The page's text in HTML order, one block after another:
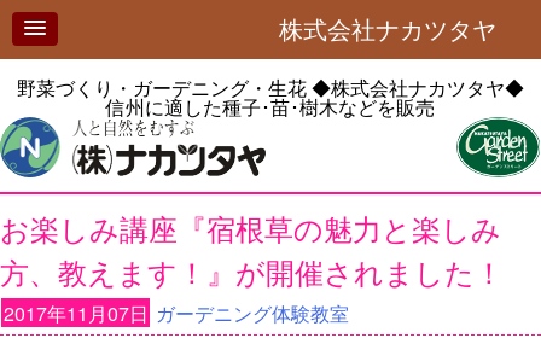
株式会社ナカツタヤ
野菜づくり・ガーデニング・生花◆株式会社ナカツタヤ◆
信州に適した種子･苗･樹木などを販売
お楽しみ講座『宿根草の魅力と楽しみ
方、教えます！』が開催されました！
2017年11月07日 ガーデニング体験教室